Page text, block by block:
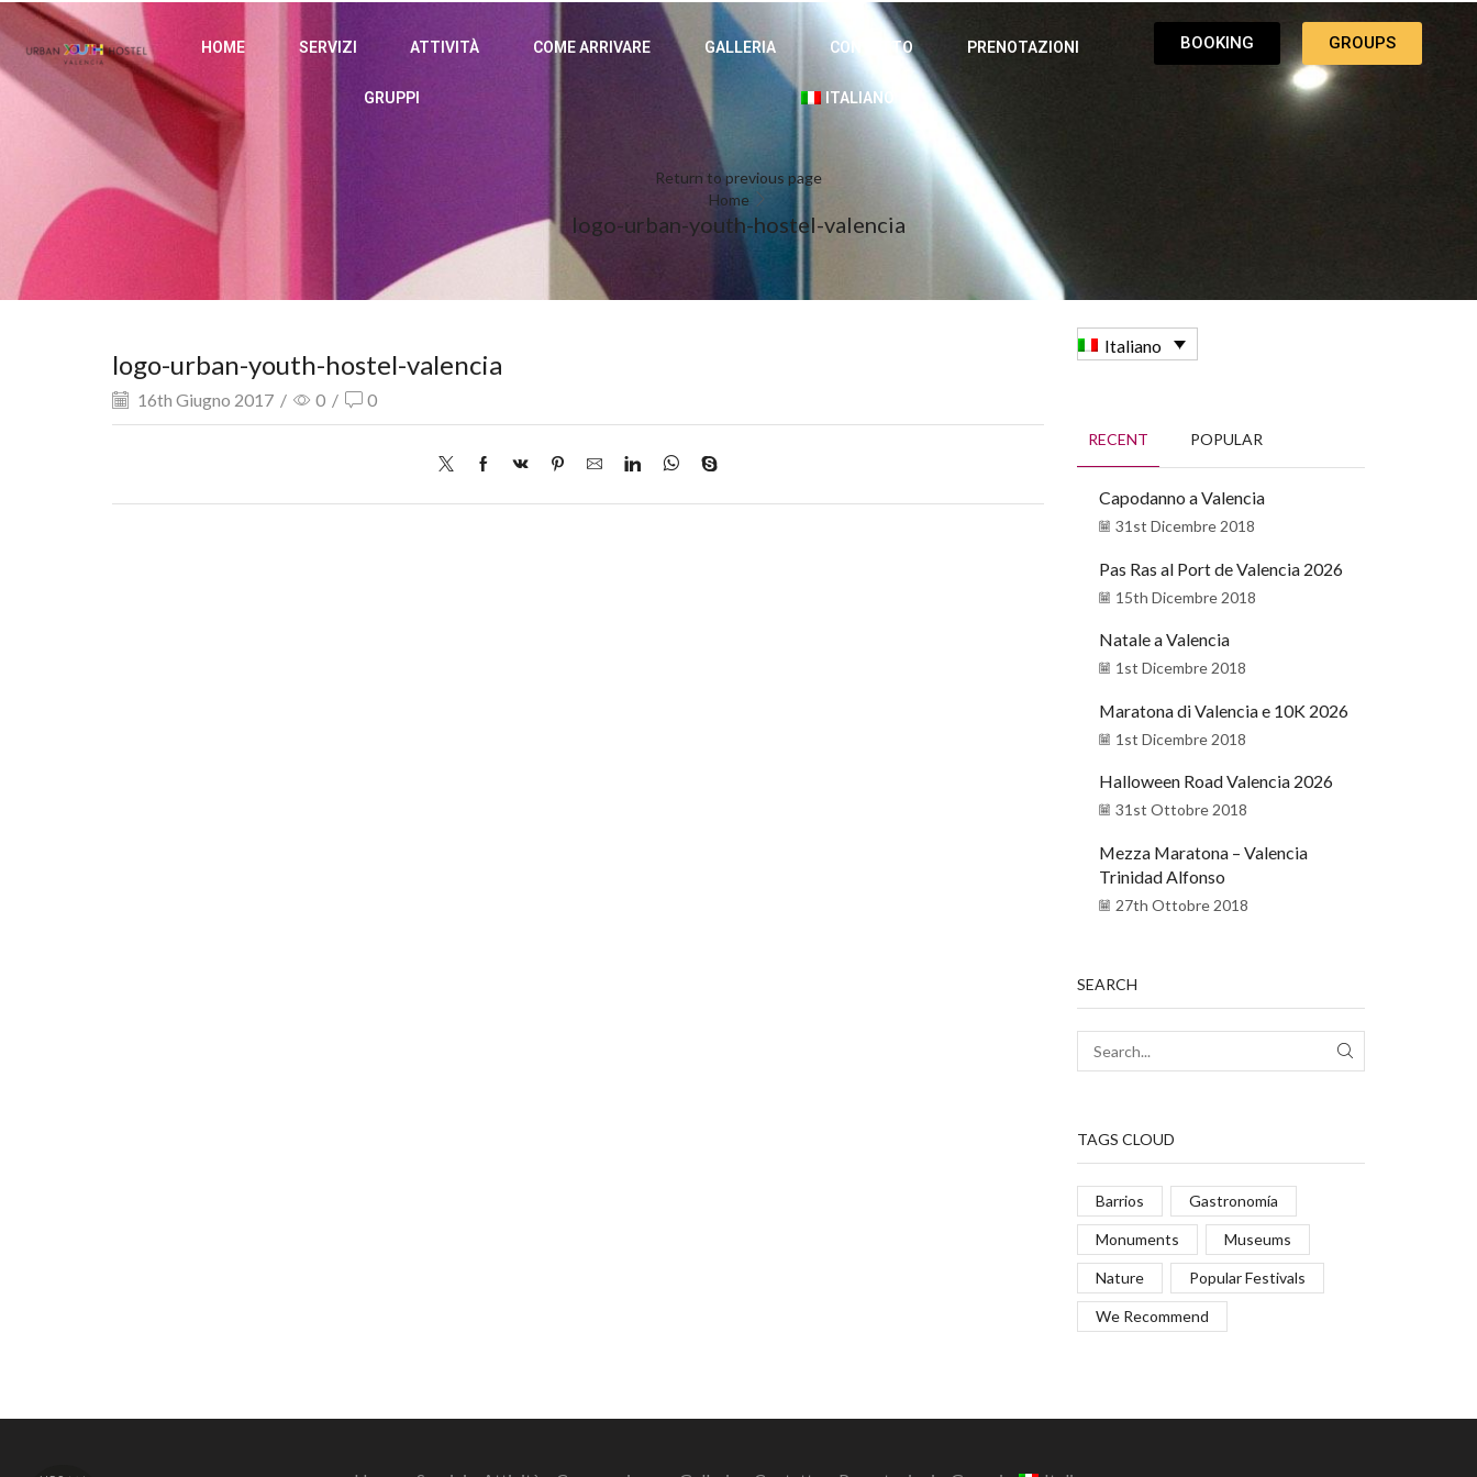
HOME SERVIZI ATTIVITÀ COME ARRIVARE GALLERIA CONTATTO PRENOTAZIONI
GRUPPI ITALIANO
BOOKING GROUPS
Return to previous page
Home
logo-urban-youth-hostel-valencia
logo-urban-youth-hostel-valencia
16th Giugno 2017 / 0 / 0
Italiano
RECENT POPULAR
Capodanno a Valencia
31st Dicembre 2018
Pas Ras al Port de Valencia 2026
15th Dicembre 2018
Natale a Valencia
1st Dicembre 2018
Maratona di Valencia e 10K 2026
1st Dicembre 2018
Halloween Road Valencia 2026
31st Ottobre 2018
Mezza Maratona – Valencia
Trinidad Alfonso
27th Ottobre 2018
SEARCH
TAGS CLOUD
Barrios Gastronomía
Monuments Museums
Nature Popular Festivals
We Recommend